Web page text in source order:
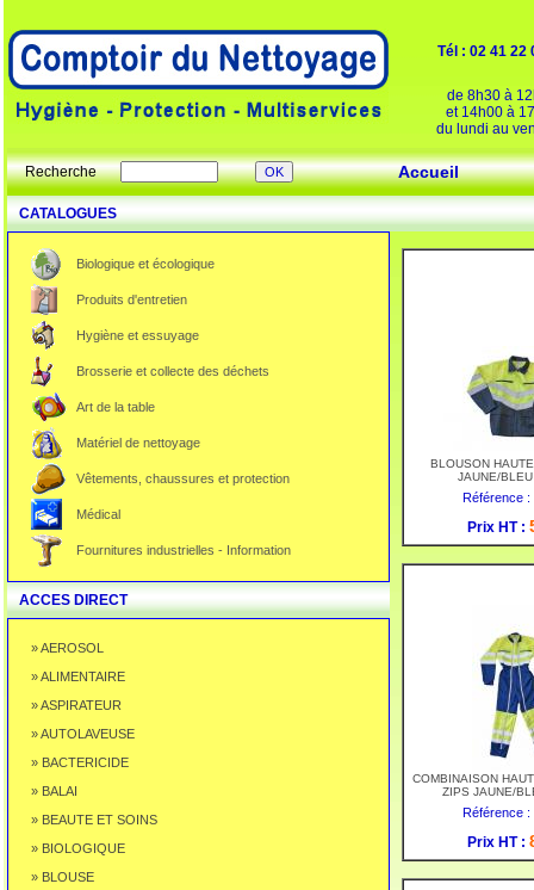
Tél : 02 41 22
de 8h30 à
et 14h00 à
du lundi au
Recherche Accueil
CATALOGUES
Biologique et écologique
Produits d'entretien
Hygiène et essuyage
Brosserie et collecte des déchets
Art de la table
Matériel de nettoyage
Vêtements, chaussures et protection
Médical
Fournitures industrielles - Information
ACCES DIRECT
» AEROSOL
» ALIMENTAIRE
» ASPIRATEUR
» AUTOLAVEUSE
» BACTERICIDE
» BALAI
» BEAUTE ET SOINS
» BIOLOGIQUE
» BLOUSE
BLOUSON
JAUNE/
Référence :
Prix HT :
COMBINAISON
ZIPS JAUNE/
Référence :
Prix HT :